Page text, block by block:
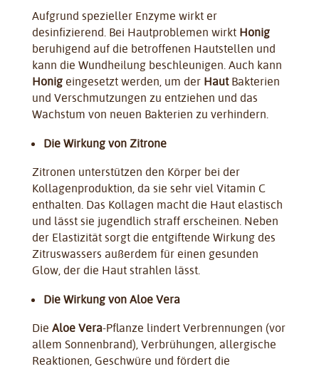
Aufgrund spezieller Enzyme wirkt er
desinfizierend. Bei Hautproblemen wirkt Honig
beruhigend auf die betroffenen Hautstellen und
kann die Wundheilung beschleunigen. Auch kann
Honigeingesetzt werden, um der HautBakterien
und Verschmutzungen zu entziehen und das
Wachstum von neuen Bakterien zu verhindern.
Die Wirkung von Zitrone
Zitronen unterstützen den Körper bei der
Kollagenproduktion, da sie sehr viel Vitamin C
enthalten. Das Kollagen macht die Haut elastisch
und lässt sie jugendlich straff erscheinen. Neben
der Elastizität sorgt die entgiftende Wirkung des
Zitruswassers außerdem für einen gesunden
Glow, der die Haut strahlen lässt.
Die Wirkung von Aloe Vera
Die Aloe Vera-Pflanze lindert Verbrennungen (vor
allem Sonnenbrand), Verbrühungen, allergische
Reaktionen, Geschwüre und fördert die